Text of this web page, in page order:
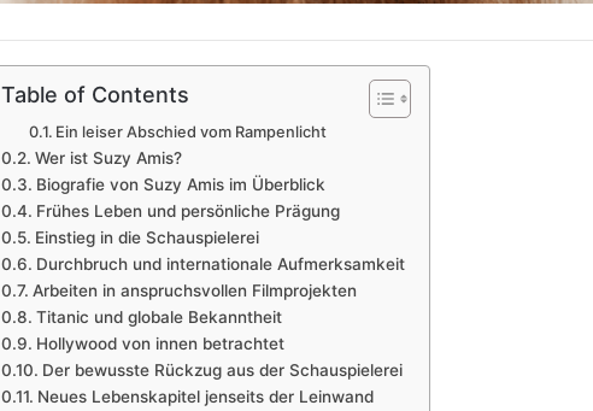
Table of Contents
Ein leiser Abschied vom Rampenlicht
Wer ist Suzy Amis?
Biografie von Suzy Amis im Überblick
Frühes Leben und persönliche Prägung
Einstieg in die Schauspielerei
Durchbruch und internationale Aufmerksamkeit
Arbeiten in anspruchsvollen Filmprojekten
Titanic und globale Bekanntheit
Hollywood von innen betrachtet
Der bewusste Rückzug aus der Schauspielerei
Neues Lebenskapitel jenseits der Leinwand